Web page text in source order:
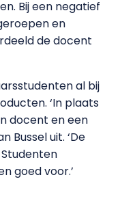
Bij een negatief
en
de docent
al bij
‘In plaats
docent en een
Bussel uit. ‘De
goed voor.’